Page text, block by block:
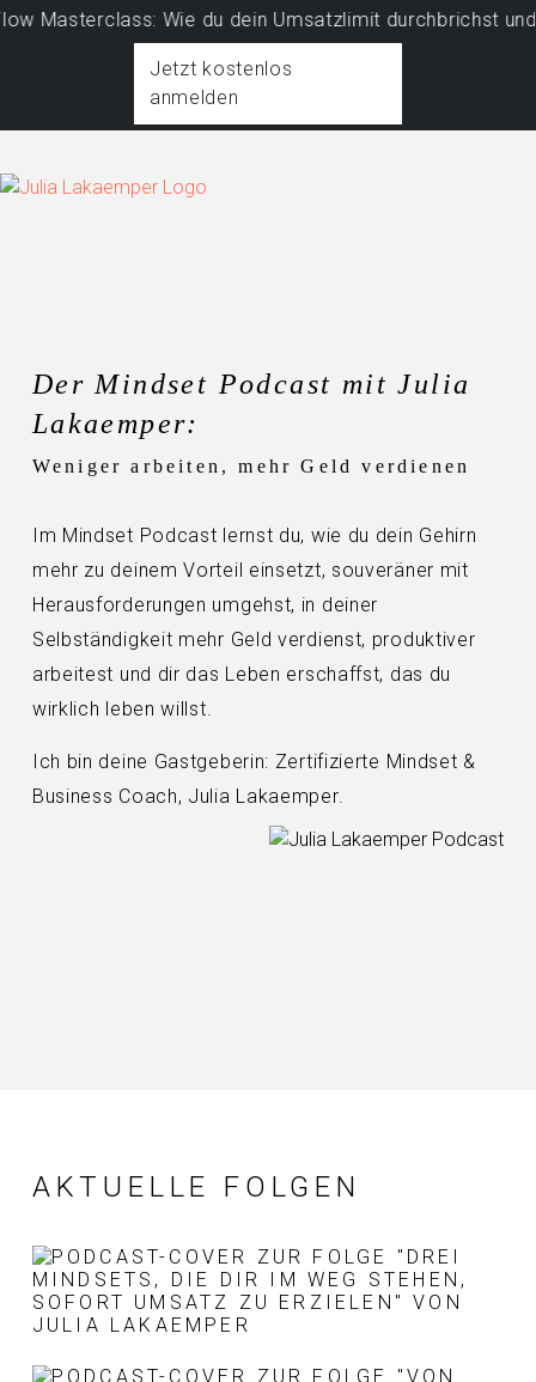
Masterclass: Wie du dein Umsatzlimit durchbrichst und
Jetzt kostenlos
anmelden
Der Mindset Podcast mit Julia
Lakaemper:
Weniger arbeiten, mehr Geld verdienen
Im Mindset Podcast lernst du, wie du dein Gehirn
mehr zu deinem Vorteil einsetzt, souveräner mit
Herausforderungen umgehst, in deiner
Selbständigkeit mehr Geld verdienst, produktiver
arbeitest und dir das Leben erschaffst, das du
wirklich leben willst.
Ich bin deine Gastgeberin: Zertifizierte Mindset &
Business Coach, Julia Lakaemper.
AKTUELLE FOLGEN